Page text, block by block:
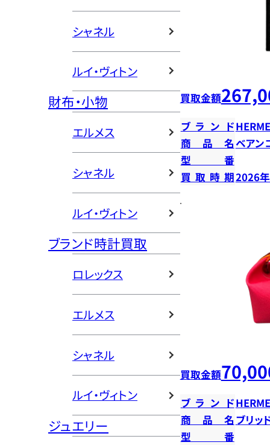
シャネル
ルイ・ヴィトン
財布・小物
エルメス
シャネル
ルイ・ヴィトン
ブランド時計買取
ロレックス
エルメス
シャネル
ルイ・ヴィトン
ジュエリー
買取金額
ブランド
商品名ベアン
型番
買取時期2026
買取金額
ブランド
商品名 ブリッ
型番